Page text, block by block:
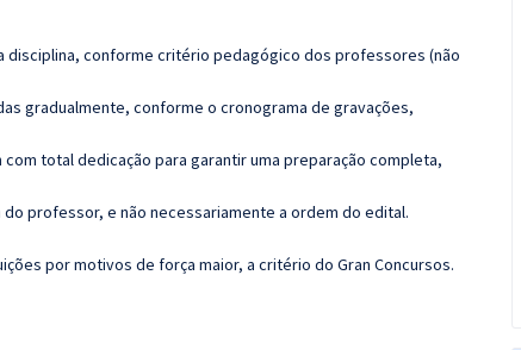
disciplina, conforme critério pedagógico dos professores (não
gradualmente, conforme o cronograma de gravações,
total dedicação para garantir uma preparação completa,
professor, e não necessariamente a ordem do edital.
por motivos de força maior, a critério do Gran Concursos.